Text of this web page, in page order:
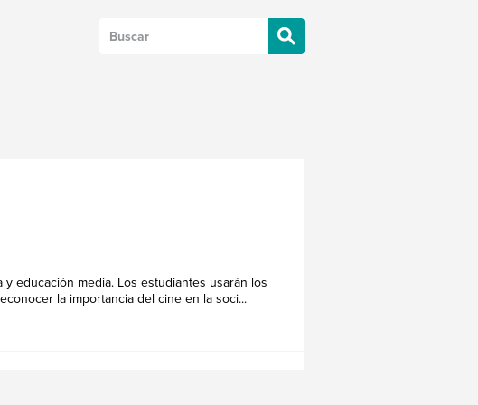
educación media. Los estudiantes usarán los
la importancia del cine en la soci...